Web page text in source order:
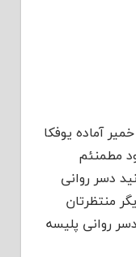
آماده یوفکا
مطمنئم
دسر روانی
منتظرتان
روانی پلیسه